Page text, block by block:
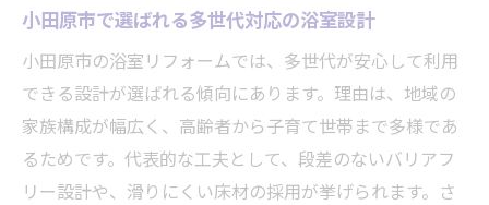
小田原市で選ばれる多世代対応の浴室設計
小田原市の浴室リフォームでは、多世代が安心して利用
できる設計が選ばれる傾向にあります。理由は、地域の
家族構成が幅広く、高齢者から子育て世帯まで多様であ
るためです。代表的な工夫として、段差のないバリアフ
リー設計や、滑りにくい床材の採用が挙げられます。さ